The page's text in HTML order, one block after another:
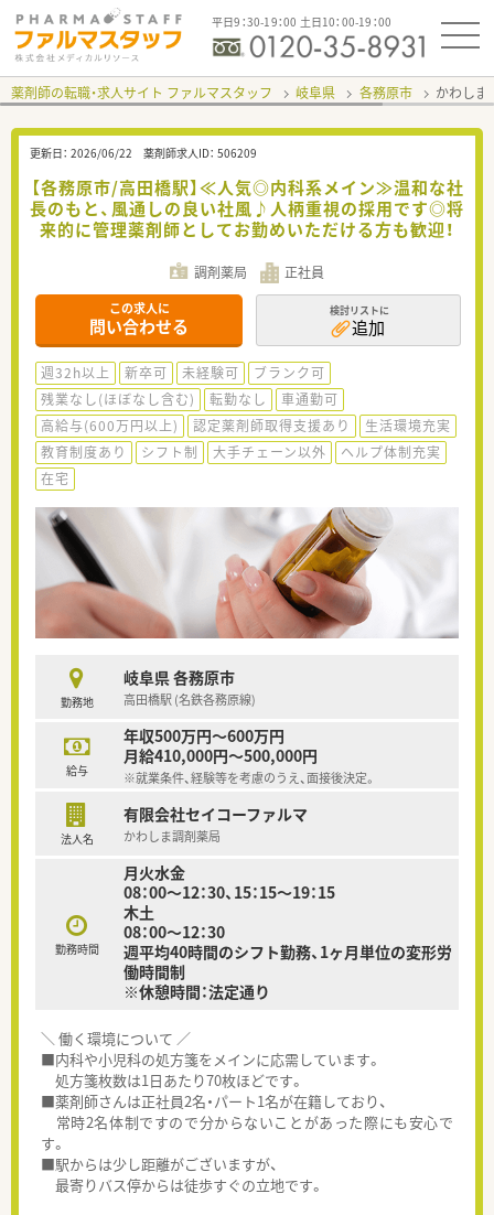
平日9：30-19：00 土日10：00-19：00
薬剤師の転職・求人サイト ファルマスタッフ 岐阜県 各務原市 かわしま
更新日： 2026/06/22 薬剤師求人ID： 506209
【各務原市/高田橋駅】≪人気◎内科系メイン≫温和な社
長のもと、風通しの良い社風♪人柄重視の採用です◎将
来的に管理薬剤師としてお勤めいただける方も歓迎！
調剤薬局 正社員
この求人に
問い合わせる
検討リストに
追加
週32h以上 新卒可 未経験可
ブランク可
残業なし(ほぼなし含む)
転勤なし
車通勤可
高給与(600万円以上)
認定薬剤師取得支援あり
生活環境充実
教育制度あり
シフト制 大手チェーン以外
ヘルプ体制充実
在宅
勤務地
岐阜県 各務原市
高田橋駅 (名鉄各務原線)
給与
年収500万円～600万円
月給410,000円～500,000円
※就業条件、経験等を考慮のうえ、面接後決定。
法人名
有限会社セイコーファルマ
かわしま調剤薬局
勤務時間
月火水金
08：00～12：30、15：15～19：15
木土
08：00～12：30
週平均40時間のシフト勤務、1ヶ月単位の変形労
働時間制
※休憩時間：法定通り
＼ 働く環境について ／
■内科や小児科の処方箋をメインに応需しています。
処方箋枚数は1日あたり70枚ほどです。
■薬剤師さんは正社員2名・パート1名が在籍しており、
常時2名体制ですので分からないことがあった際にも安心で
す。
■駅からは少し距離がございますが、
最寄りバス停からは徒歩すぐの立地です。